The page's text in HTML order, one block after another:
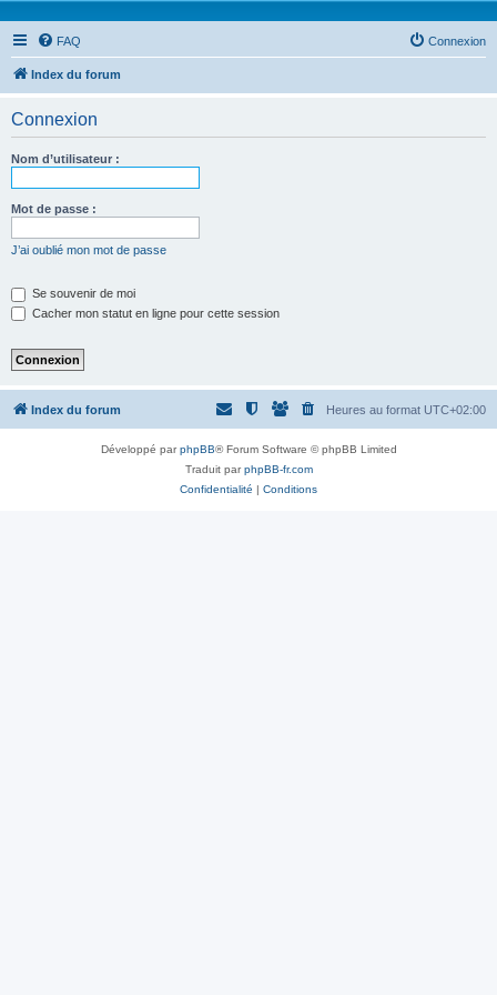
FAQ Connexion
Index du forum
Connexion
Nom d’utilisateur :
Mot de passe :
J’ai oublié mon mot de passe
Se souvenir de moi
Cacher mon statut en ligne pour cette session
Index du forum Heures au format UTC+02:00
Développé parphpBB® Forum Software © phpBB Limited
Traduit parphpBB-fr.com
Confidentialité | Conditions